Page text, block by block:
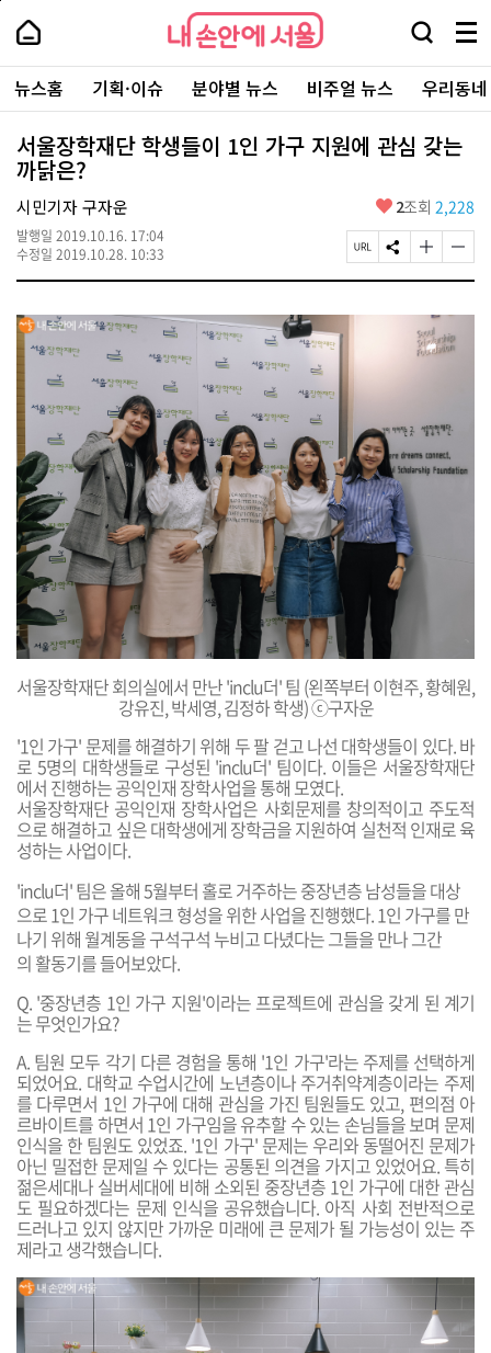
본
로
가
내
손
안
에
서
울
-
서
울
시
대
표
소
통
포
내
손
에
울
검
창
열
기
메
뉴
전
체
보
주
요
서
뉴스홈 기획·이슈 분야별 뉴스 비주얼 뉴스 우리동
서울장학재단 학생들이 1인 가구 지원에 관심 갖는
까닭은?
시민기자 구자운
발행일 2019.10.16. 17:04
수정일 2019.10.28. 10:33
좋
요
2조회 2,228
페
이
U
S
N
공
글
자
기
크
게
기
글
자
기
서울장학재단 회의실에서 만난'inclu더'팀 (왼쪽부터 이현주, 황혜원,
강유진,박세영, 김정하 학생)ⓒ구자운
'1인 가구' 문제를 해결하기 위해 두 팔 걷고 나선 대학생들이 있다. 바
로 5명의 대학생들로 구성된 'inclu더' 팀이다. 이들은 서울장학재단
에서 진행하는 공익인재 장학사업을 통해 모였다.
서울장학재단 공익인재 장학사업은 사회문제를 창의적이고 주도적
으로 해결하고 싶은 대학생에게 장학금을 지원하여 실천적 인재로 육
성하는 사업이다.
'inclu더' 팀은 올해 5월부터 홀로 거주하는 중장년층 남성들을 대상
으로 1인 가구 네트워크 형성을 위한 사업을 진행했다. 1인 가구를 만
나기 위해 월계동을 구석구석 누비고 다녔다는 그들을 만나 그간
의 활동기를 들어보았다.
Q. '중장년층 1인 가구 지원'이라는 프로젝트에 관심을 갖게 된 계기
는 무엇인가요?
A. 팀원 모두 각기 다른 경험을 통해 '1인 가구'라는 주제를 선택하게
되었어요. 대학교 수업시간에 노년층이나 주거취약계층이라는 주제
를 다루면서 1인 가구에 대해 관심을 가진 팀원들도 있고, 편의점 아
르바이트를 하면서 1인 가구임을 유추할 수 있는 손님들을 보며 문제
인식을 한 팀원도 있었죠. '1인 가구' 문제는 우리와 동떨어진 문제가
아닌 밀접한 문제일 수 있다는 공통된 의견을 가지고 있었어요. 특히
젊은세대나 실버세대에 비해 소외된 중장년층 1인 가구에 대한 관심
도 필요하겠다는 문제 인식을 공유했습니다. 아직 사회 전반적으로
드러나고 있지 않지만 가까운 미래에 큰 문제가 될 가능성이 있는 주
제라고 생각했습니다.
페
상
단
로